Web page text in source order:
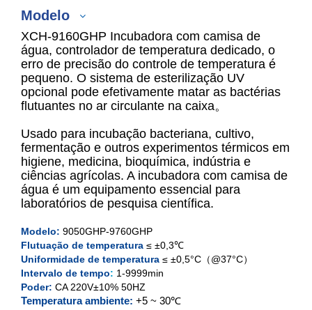
Modelo
XCH-9050GHP
XCH-9160GHP
XCH-9270GHP
XCH-9160GHP Incubadora com camisa de
água, controlador de temperatura dedicado, o
erro de precisão do controle de temperatura é
pequeno. O sistema de esterilização UV
opcional pode efetivamente matar as bactérias
flutuantes no ar circulante na caixa。
Usado para incubação bacteriana, cultivo,
fermentação e outros experimentos térmicos em
higiene, medicina, bioquímica, indústria e
ciências agrícolas. A incubadora com camisa de
água é um equipamento essencial para
laboratórios de pesquisa científica.
Modelo: 9050GHP-9760GHP
Flutuação de temperatura ≤ ±0,3℃
Uniformidade de temperatura ≤ ±0,5°C（@37°C）
Intervalo de tempo: 1-9999min
Poder: CA 220V±10% 50HZ
Temperatura ambiente: +5 ~ 30℃